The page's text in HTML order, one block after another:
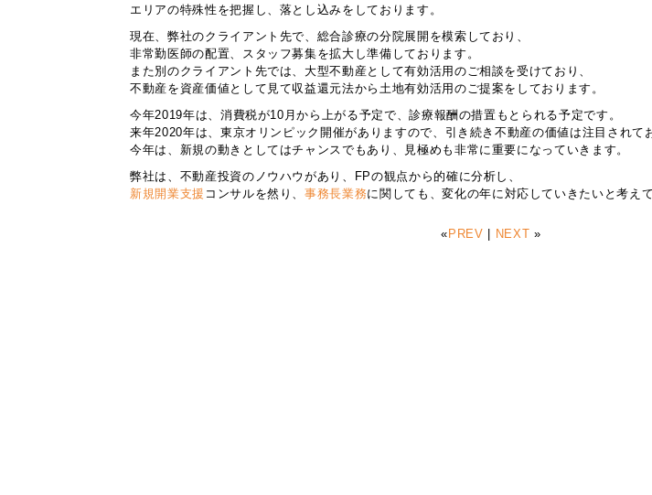
エリアの特殊性を把握し、落とし込みをしております。
現在、弊社のクライアント先で、総合診療の分院展開を模索しており、
非常勤医師の配置、スタッフ募集を拡大し準備しております。
また別のクライアント先では、大型不動産として有効活用のご相談を受けており、
不動産を資産価値として見て収益還元法から土地有効活用のご提案をしております。
今年2019年は、消費税が10月から上がる予定で、診療報酬の措置もとられる予定です。
来年2020年は、東京オリンピック開催がありますので、引き続き不動産の価値は注目されて
今年は、新規の動きとしてはチャンスでもあり、見極めも非常に重要になっていきます。
弊社は、不動産投資のノウハウがあり、FPの観点から的確に分析し、
新規開業支援 コンサルを然り、事務長業務に関しても、変化の年に対応していきたいと考えて
« PREV NEXT »